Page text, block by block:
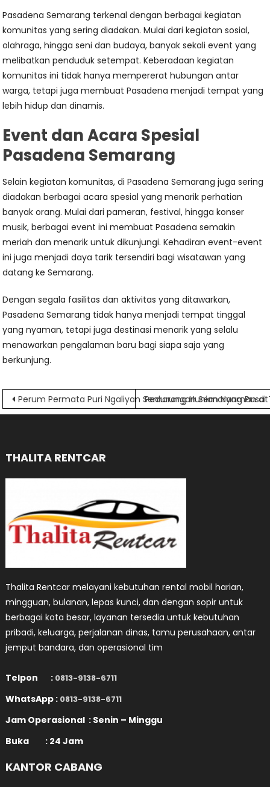
Pasadena Semarang terkenal dengan berbagai kegiatan
komunitas yang sering diadakan. Mulai dari kegiatan sosial,
olahraga, hingga seni dan budaya, banyak sekali event yang
melibatkan penduduk setempat. Keberadaan kegiatan
komunitas ini tidak hanya mempererat hubungan antar
warga, tetapi juga membuat Pasadena menjadi tempat yang
lebih hidup dan dinamis.
Event dan Acara Spesial
Pasadena Semarang
Selain kegiatan komunitas, di Pasadena Semarang juga sering
diadakan berbagai acara spesial yang menarik perhatian
banyak orang. Mulai dari pameran, festival, hingga konser
musik, berbagai event ini membuat Pasadena semakin
meriah dan menarik untuk dikunjungi. Kehadiran event-event
ini juga menjadi daya tarik tersendiri bagi wisatawan yang
datang ke Semarang.
Dengan segala fasilitas dan aktivitas yang ditawarkan,
Pasadena Semarang tidak hanya menjadi tempat tinggal
yang nyaman, tetapi juga destinasi menarik yang selalu
menawarkan pengalaman baru bagi siapa saja yang
berkunjung.
Navigasi
Perum Permata Puri Ngaliyan Semarang Hunian Nyaman di
Pedurungan Semarang
THALITA RENTCAR
Thalita Rentcar melayani kebutuhan rental mobil harian,
mingguan, bulanan, lepas kunci, dan dengan sopir untuk
berbagai kota besar, layanan tersedia untuk kebutuhan
pribadi, keluarga, perjalanan dinas, tamu perusahaan, antar
jemput bandara, dan operasional tim
Telpon : 0813-9138-6711
WhatsApp : 0813-9138-6711
Jam Operasional : Senin – Minggu
Buka : 24 Jam
KANTOR CABANG